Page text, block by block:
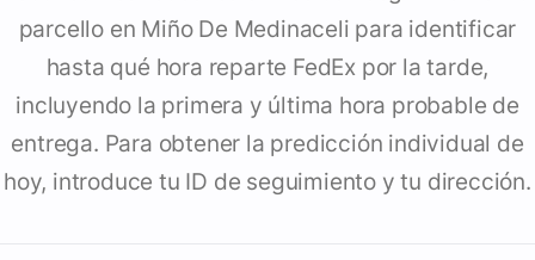
parcello en Miño De Medinaceli para identificar
hasta qué hora reparte FedEx por la tarde,
incluyendo la primera y última hora probable de
entrega. Para obtener la predicción individual de
hoy, introduce tu ID de seguimiento y tu dirección.